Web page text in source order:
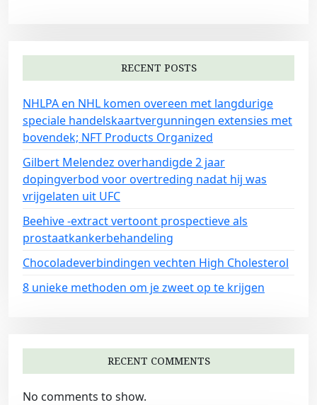
g
a
t
i
o
n
RECENT POSTS
NHLPA en NHL komen overeen met langdurige
speciale handelskaartvergunningen extensies met
bovendek; NFT Products Organized
Gilbert Melendez overhandigde 2 jaar
dopingverbod voor overtreding nadat hij was
vrijgelaten uit UFC
Beehive -extract vertoont prospectieve als
prostaatkankerbehandeling
Chocoladeverbindingen vechten High Cholesterol
8 unieke methoden om je zweet op te krijgen
RECENT COMMENTS
No comments to show.